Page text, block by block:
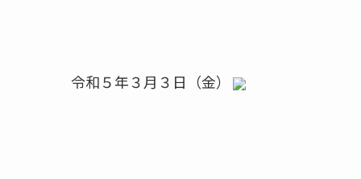
令和５年３月３日（金）